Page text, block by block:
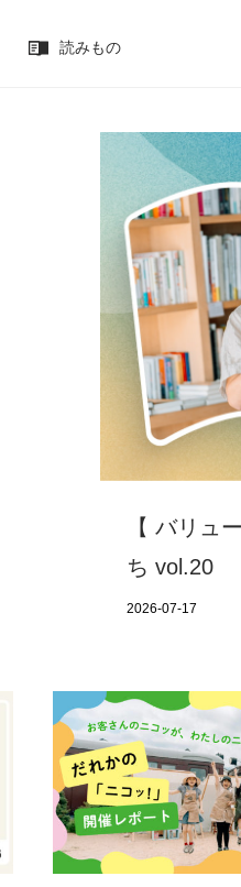
読みもの
【 バリュ
ち vol.20
2026-07-17